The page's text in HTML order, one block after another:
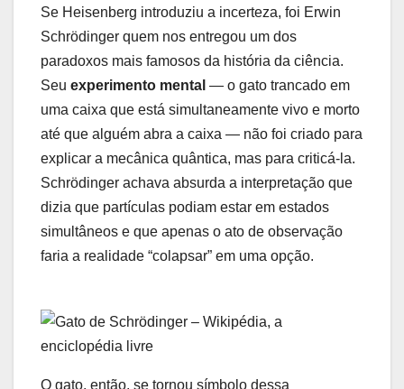
Se Heisenberg introduziu a incerteza, foi Erwin
Schrödinger quem nos entregou um dos
paradoxos mais famosos da história da ciência.
Seu experimento mental — o gato trancado em
uma caixa que está simultaneamente vivo e morto
até que alguém abra a caixa — não foi criado para
explicar a mecânica quântica, mas para criticá-la.
Schrödinger achava absurda a interpretação que
dizia que partículas podiam estar em estados
simultâneos e que apenas o ato de observação
faria a realidade “colapsar” em uma opção.
O gato, então, se tornou símbolo dessa